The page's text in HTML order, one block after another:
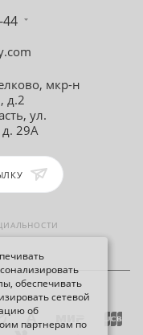
обеспечивать
сетевой
об
партнерам по
44
мкр-н
д.2
ул.
д. 29А